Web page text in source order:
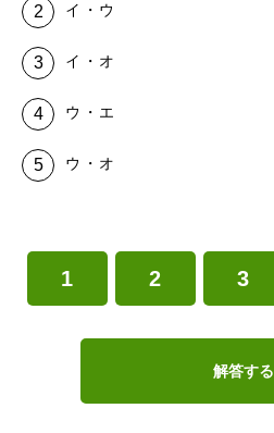
イ・ウ
イ・オ
ウ・エ
ウ・オ
1 2 3
解答する